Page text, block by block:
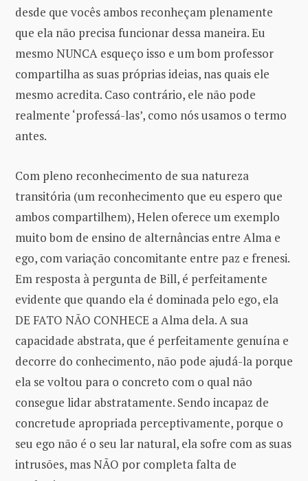
desde que vocês ambos reconheçam plenamente
que ela não precisa funcionar dessa maneira. Eu
mesmo NUNCA esqueço isso e um bom professor
compartilha as suas próprias ideias, nas quais ele
mesmo acredita. Caso contrário, ele não pode
realmente ‘professá-las’, como nós usamos o termo
antes.
Com pleno reconhecimento de sua natureza
transitória (um reconhecimento que eu espero que
ambos compartilhem), Helen oferece um exemplo
muito bom de ensino de alternâncias entre Alma e
ego, com variação concomitante entre paz e frenesi.
Em resposta à pergunta de Bill, é perfeitamente
evidente que quando ela é dominada pelo ego, ela
DE FATO NÃO CONHECE a Alma dela. A sua
capacidade abstrata, que é perfeitamente genuína e
decorre do conhecimento, não pode ajudá-la porque
ela se voltou para o concreto com o qual não
consegue lidar abstratamente. Sendo incapaz de
concretude apropriada perceptivamente, porque o
seu ego não é o seu lar natural, ela sofre com as suas
intrusões, mas NÃO por completa falta de